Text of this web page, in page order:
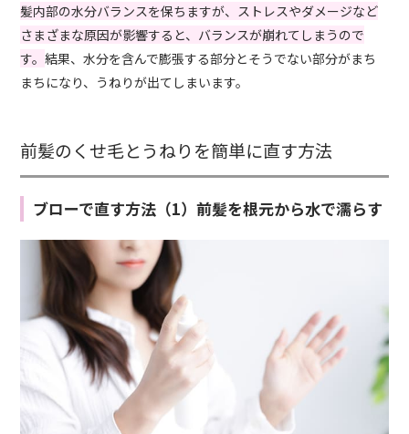
髪内部の水分バランスを保ちますが、ストレスやダメージなど
さまざまな原因が影響すると、バランスが崩れてしまうので
す。結果、水分を含んで膨張する部分とそうでない部分がまち
まちになり、うねりが出てしまいます。
前髪のくせ毛とうねりを簡単に直す方法
ブローで直す方法（1）前髪を根元から水で濡らす